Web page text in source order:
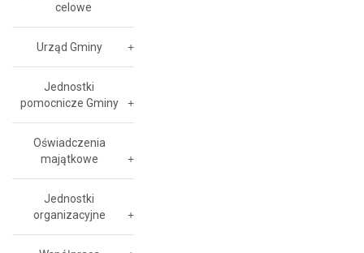
celowe
Urząd Gminy
Jednostki
pomocnicze Gminy
Oświadczenia
majątkowe
Jednostki
organizacyjne